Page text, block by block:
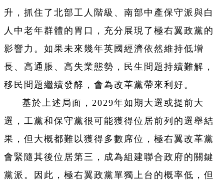
升，抓住了北部工人階級、南部中產保守派與白
人中老年群體的胃口，充分展現了極右翼政黨的
影響力。如果未來幾年英國經濟依然維持低增
長、高通脹、高失業態勢，民生問題持續難解，
移民問題繼續發酵，會為改革黨帶來利好。
基於上述局面，2029年如期大選或提前大
選，工黨和保守黨很可能獲得位居前列的選舉結
果，但大概都難以獲得多數席位，極右翼改革黨
會緊隨其後位居第三，成為組建聯合政府的關鍵
黨派。因此，極右翼政黨單獨上台的概率低，但